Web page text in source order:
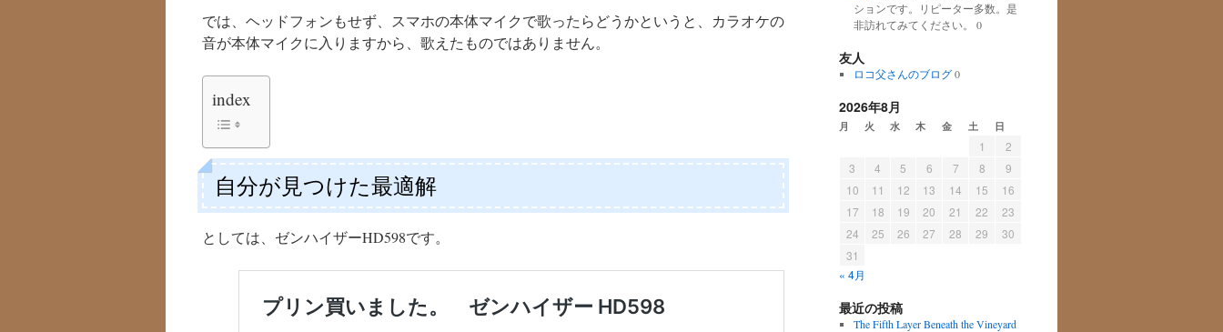
では、ヘッドフォンもせず、スマホの本体マイクで歌ったらどうかというと、カラオケの
音が本体マイクに入りますから、歌えたものではありません。
index
自分が見つけた最適解
としては、ゼンハイザーHD598です。
ションです。リピーター多数。是
非訪れてみてください。 0
友人
ロコ父さんのブログ0
2026年8月
月 火 水 木 金 土 日
1
2
3
4 5 6 7 8
9
10
11 12 13 14 15
16
17
18 19 20 21 22
23
24
25 26 27 28 29
30
31
« 4月
最近の投稿
The Fifth Layer Beneath the Vineyard